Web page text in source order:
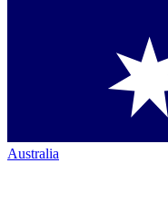
Australia